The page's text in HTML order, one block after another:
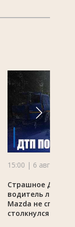
15:00 | 6 августа |
Страшное ДТП
водитель
Mazda не
столкнулся с